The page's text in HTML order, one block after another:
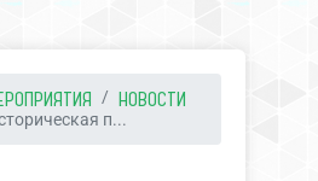
НОВОСТИ
п...